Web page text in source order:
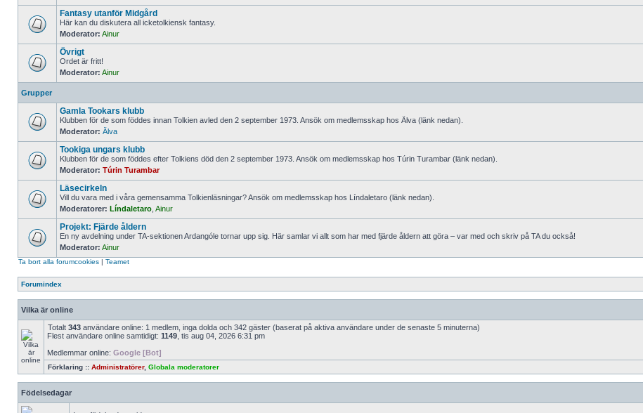
Fantasy utanför Midgård
Här kan du diskutera all icketolkiensk fantasy.
Moderator: Ainur
Övrigt
Ordet är fritt!
Moderator: Ainur
Grupper
Gamla Tookars klubb
Klubben för de som föddes innan Tolkien avled den 2 september 1973. Ansök om medlemsskap hos Älva (länk nedan).
Moderator: Älva
Tookiga ungars klubb
Klubben för de som föddes efter Tolkiens död den 2 september 1973. Ansök om medlemsskap hos Túrin Turambar (länk nedan).
Moderator: Túrin Turambar
Läsecirkeln
Vill du vara med i våra gemensamma Tolkienläsningar? Ansök om medlemsskap hos Líndaletaro (länk nedan).
Moderatorer: Líndaletaro Ainur
Projekt: Fjärde åldern
En ny avdelning under TA-sektionen Ardangóle tornar upp sig. Här samlar vi allt som har med fjärde åldern att göra – var med och skriv på TA du också!
Moderator: Ainur
Ta bort alla forumcookies | Teamet
Forumindex
Vilka är online
Totalt 343 användare online: 1 medlem, inga dolda och 342 gäster (baserat på aktiva användare under de senaste 5 minuterna)
Flest användare online samtidigt: 1149 , tis aug 04, 2026 6:31 pm
Medlemmar online: Google [Bot]
Förklaring :: Administratörer, Globala moderatorer
Födelsedagar